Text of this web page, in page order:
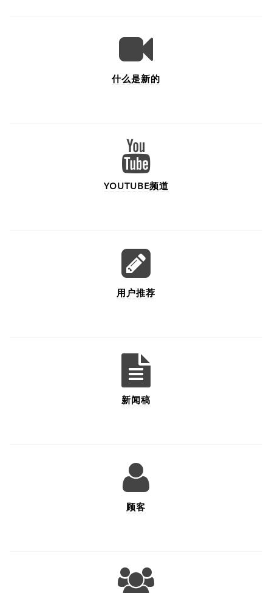
什么是新的
YOUTUBE频道
用户推荐
新闻稿
顾客